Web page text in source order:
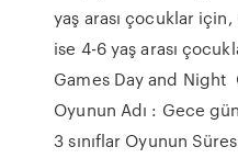
yaş arası çocuklar
ise 4-6 yaş arası
Games Day and Night
Oyunun Adı : Gece
3 sınıflar Oyunun